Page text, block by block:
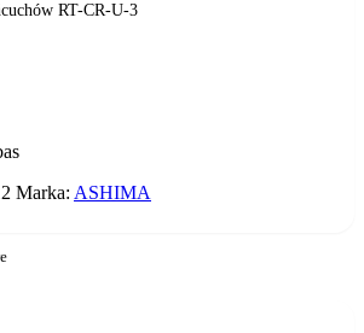
RT-CR-U-3
Marka: ASHIMA